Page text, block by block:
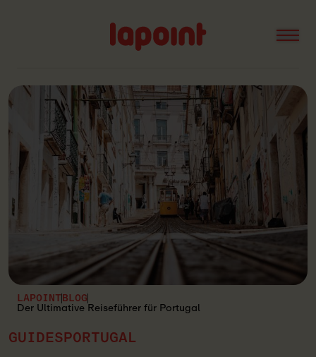
Lapoint
LAPOINT BLOG
Der Ultimative Reiseführer für Portugal
GUIDES PORTUGAL